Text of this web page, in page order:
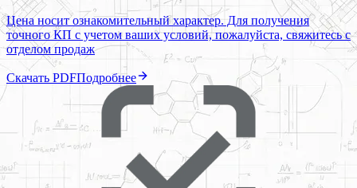
Цена носит ознакомительный характер. Для получения
точного КП с учетом ваших условий, пожалуйста, свяжитесь с
отделом продаж
Скачать PDFПодробнее